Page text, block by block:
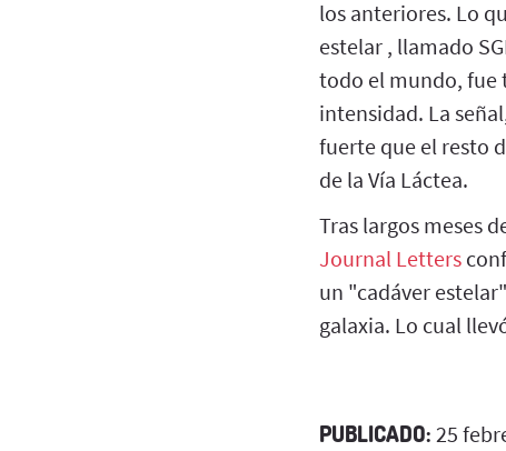
los anteriores. Lo
estelar , llamado
todo el mundo, fue
intensidad. La
fuerte que el resto
de la Vía Láctea.
Tras largos meses
Journal Letters
un "cadáver
galaxia. Lo cual
PUBLICADO: 25